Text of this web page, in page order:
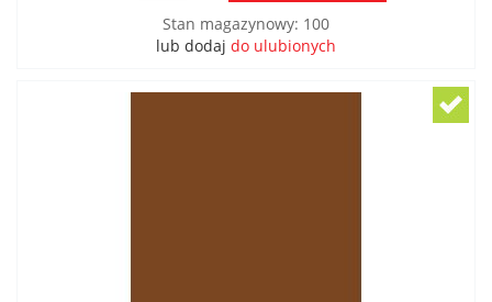
Stan magazynowy: 100
lub dodaj do ulubionych